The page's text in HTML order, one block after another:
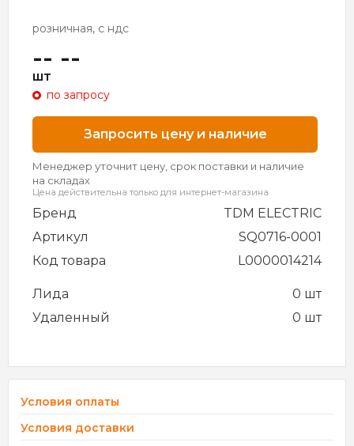
розничная, с ндс
-- --
шт
по запросу
Запросить цену и наличие
Менеджер уточнит цену, срок поставки и наличие
на складах
Цена действительна только для интернет-магазина
Бренд
TDM ELECTRIC
Артикул
SQ0716-0001
Код товара
L0000014214
Лида
0 шт
Удаленный
0 шт
Условия оплаты
Условия доставки